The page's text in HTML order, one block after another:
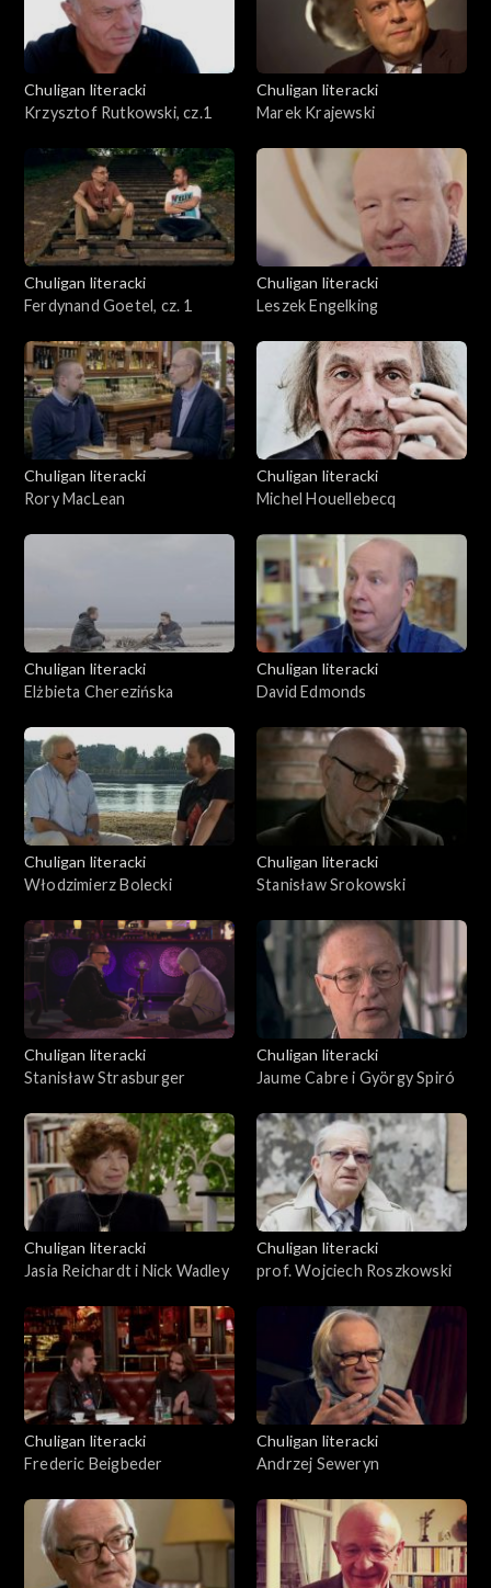
Chuligan literacki
Krzysztof Rutkowski, cz.1
Chuligan literacki
Marek Krajewski
Chuligan literacki
Ferdynand Goetel, cz. 1
Chuligan literacki
Leszek Engelking
Chuligan literacki
Rory MacLean
Chuligan literacki
Michel Houellebecq
Chuligan literacki
Elżbieta Cherezińska
Chuligan literacki
David Edmonds
Chuligan literacki
Włodzimierz Bolecki
Chuligan literacki
Stanisław Srokowski
Chuligan literacki
Stanisław Strasburger
Chuligan literacki
Jaume Cabre i György Spiró
Chuligan literacki
Jasia Reichardt i Nick Wadley
Chuligan literacki
prof. Wojciech Roszkowski
Chuligan literacki
Frederic Beigbeder
Chuligan literacki
Andrzej Seweryn